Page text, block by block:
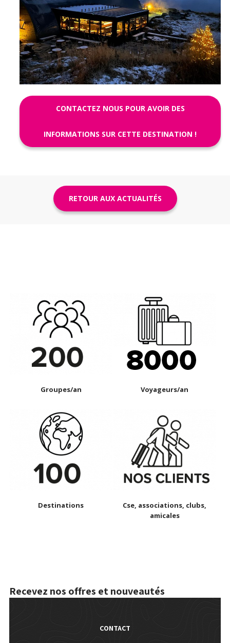
CONTACTEZ NOUS POUR AVOIR DES
INFORMATIONS SUR CETTE DESTINATION !
RETOUR AUX ACTUALITÉS
Groupes/an Voyageurs/an
Destinations
Cse, associations, clubs,
amicales
Recevez nos offres et nouveautés
CONTACT